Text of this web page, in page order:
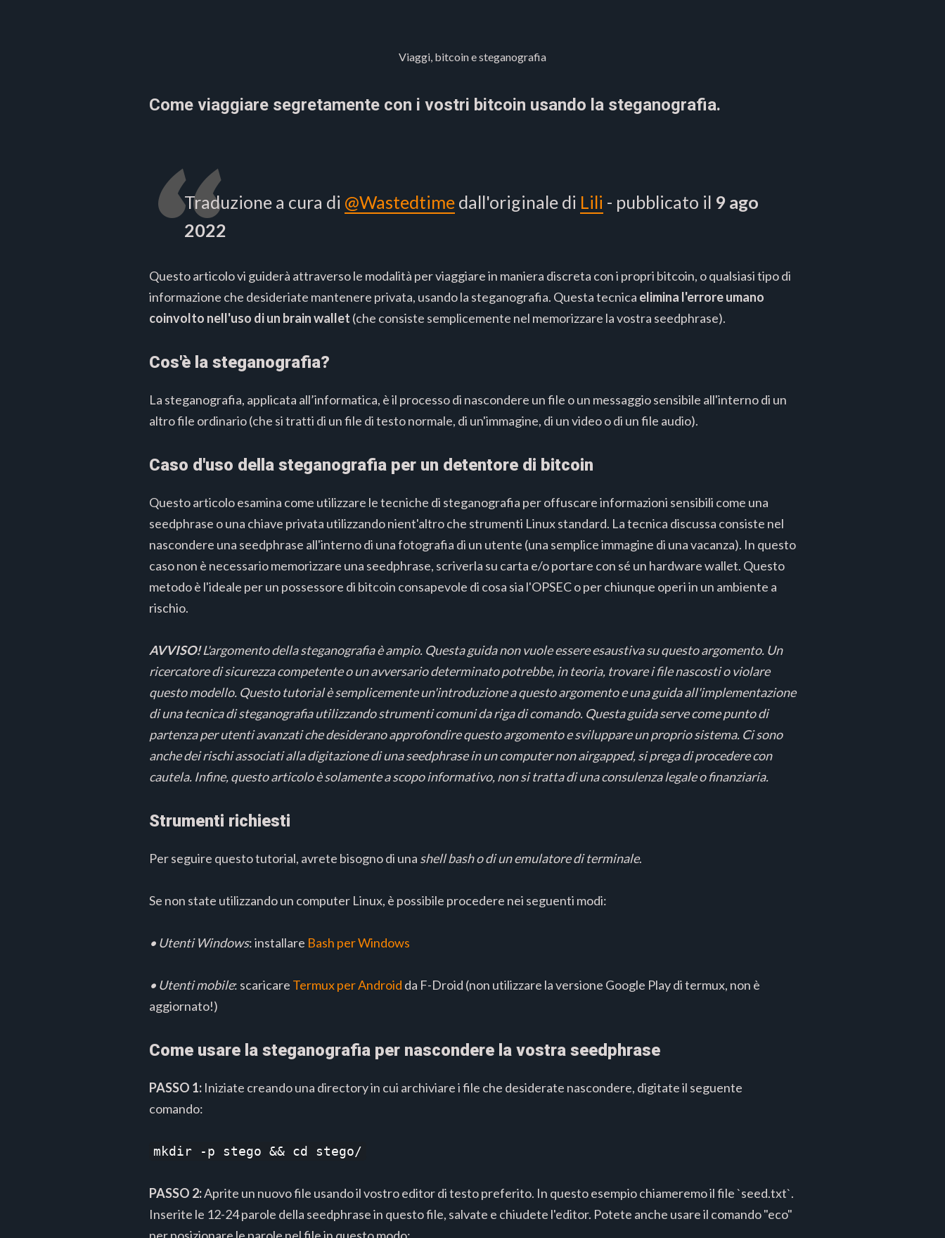
Viaggi, bitcoin e steganografia
Come viaggiare segretamente con i vostri bitcoin usando la steganografia.
Traduzione a cura di @Wastedtime dall'originale di Lili - pubblicato il 9 ago
2022
Questo articolo vi guiderà attraverso le modalità per viaggiare in maniera discreta con i propri bitcoin, o qualsiasi tipo di
informazione che desideriate mantenere privata, usando la steganografia. Questa tecnica elimina l'errore umano
coinvolto nell'uso di un brain wallet (che consiste semplicemente nel memorizzare la vostra seedphrase).
Cos'è la steganografia?
La steganografia, applicata all’informatica, è il processo di nascondere un file o un messaggio sensibile all'interno di un
altro file ordinario (che si tratti di un file di testo normale, di un'immagine, di un video o di un file audio).
Caso d'uso della steganografia per un detentore di bitcoin
Questo articolo esamina come utilizzare le tecniche di steganografia per offuscare informazioni sensibili come una
seedphrase o una chiave privata utilizzando nient'altro che strumenti Linux standard. La tecnica discussa consiste nel
nascondere una seedphrase all'interno di una fotografia di un utente (una semplice immagine di una vacanza). In questo
caso non è necessario memorizzare una seedphrase, scriverla su carta e/o portare con sé un hardware wallet. Questo
metodo è l'ideale per un possessore di bitcoin consapevole di cosa sia l'OPSEC o per chiunque operi in un ambiente a
rischio.
AVVISO!L'argomento della steganografia è ampio. Questa guida non vuole essere esaustiva su questo argomento. Un
ricercatore di sicurezza competente o un avversario determinato potrebbe, in teoria, trovare i file nascosti o violare
questo modello. Questo tutorial è semplicemente un'introduzione a questo argomento e una guida all'implementazione
di una tecnica di steganografia utilizzando strumenti comuni da riga di comando. Questa guida serve come punto di
partenza per utenti avanzati che desiderano approfondire questo argomento e sviluppare un proprio sistema. Ci sono
anche dei rischi associati alla digitazione di una seedphrase in un computer non airgapped, si prega di procedere con
cautela. Infine, questo articolo è solamente a scopo informativo, non si tratta di una consulenza legale o finanziaria.
Strumenti richiesti
Per seguire questo tutorial, avrete bisogno di una shell bash o di un emulatore di terminale.
Se non state utilizzando un computer Linux, è possibile procedere nei seguenti modi:
• Utenti Windows: installare Bash per Windows
• Utenti mobile: scaricare Termux per Android da F-Droid (non utilizzare la versione Google Play di termux, non è
aggiornato!)
Come usare la steganografia per nascondere la vostra seedphrase
PASSO 1: Iniziate creando una directory in cui archiviare i file che desiderate nascondere, digitate il seguente
comando:
mkdir -p stego && cd stego/
PASSO 2:Aprite un nuovo file usando il vostro editor di testo preferito. In questo esempio chiameremo il file `seed.txt`.
Inserite le 12-24 parole della seedphrase in questo file, salvate e chiudete l'editor. Potete anche usare il comando "eco"